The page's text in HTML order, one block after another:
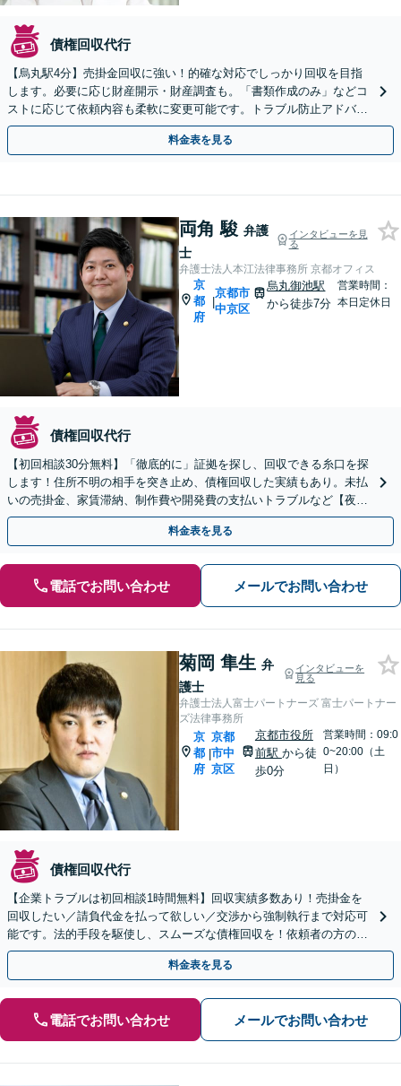
債権回収代行
【烏丸駅4分】売掛金回収に強い！的確な対応でしっかり回収を目指
します。必要に応じ財産開示・財産調査も。「書類作成のみ」などコ
ストに応じて依頼内容も柔軟に変更可能です。トラブル防止アドバイ
ス・顧問契約なども【Web面談可】【初回相談無料】
料金表を見る
両角 駿 弁護
士
インタビューを見
る
弁護士法人本江法律事務所 京都オフィス
京
都
府
|
京都市
中京区
烏丸御池駅
から徒歩7分
営業時間：
本日定休日
債権回収代行
【初回相談30分無料】「徹底的に」証拠を探し、回収できる糸口を探
します！住所不明の相手を突き止め、債権回収した実績もあり。未払
いの売掛金、家賃滞納、制作費や開発費の支払いトラブルなど【夜間
面談OK】【烏丸御池駅7分】
料金表を見る
電話でお問い合わせ メールでお問い合わせ
菊岡 隼生 弁
護士
インタビューを
見る
弁護士法人富士パートナーズ 富士パートナー
ズ法律事務所
京
都
府
|
京都
市中
京区
京都市役所
前駅 から徒
歩0分
営業時間：09:0
0~20:00（土
日）
債権回収代行
【企業トラブルは初回相談1時間無料】回収実績多数あり！売掛金を
回収したい／請負代金を払って欲しい／交渉から強制執行まで対応可
能です。法的手段を駆使し、スムーズな債権回収を！依頼者の方の利
益最大化のために全力で取り組みます。
料金表を見る
電話でお問い合わせ メールでお問い合わせ